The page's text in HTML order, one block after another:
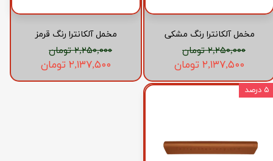
مخمل آلکانترا رنگ مشکی
۲,۲۵۰,۰۰۰ تومان
۲,۱۳۷,۵۰۰ تومان
مخمل آلکانترا رنگ قرمز
۲,۲۵۰,۰۰۰ تومان
۲,۱۳۷,۵۰۰ تومان
۵ درصد